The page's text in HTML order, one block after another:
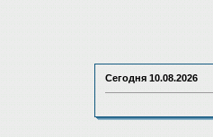
Сегодня 10.08.2026